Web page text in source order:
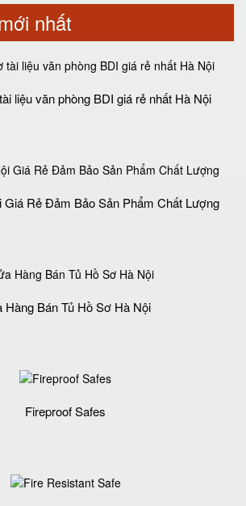
nhất
liệu văn phòng BDI giá rẻ nhất Hà Nội
Giá Rẻ Đảm Bảo Sản Phẩm Chất Lượng‎
Hàng Bán Tủ Hồ Sơ Hà Nội
Fireproof Safes